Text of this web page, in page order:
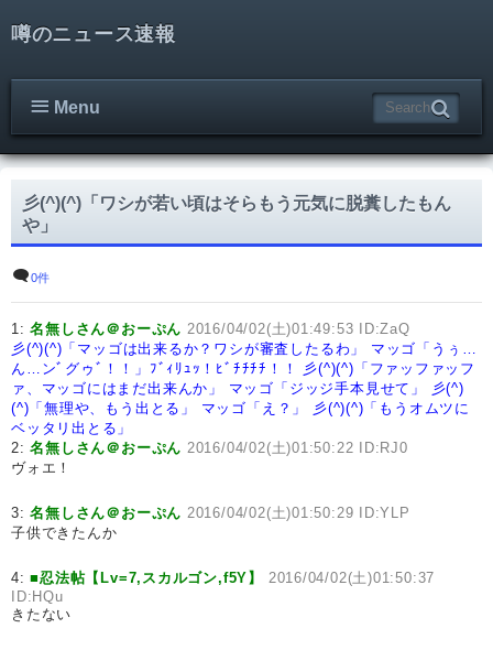
噂のニュース速報
Menu
彡(^)(^)「ワシが若い頃はそらもう元気に脱糞したもん
や」
0件
1:名無しさん＠おーぷん 2016/04/02(土)01:49:53 ID:ZaQ
彡(^)(^)「マッゴは出来るか？ワシが審査したるわ」
マッゴ「うぅ…
ん…ンﾞグゥﾞ！！」ﾌﾞｨﾘｭｯ！ﾋﾞﾁﾁﾁﾁ！！
彡(^)(^)「ファッファッフ
ァ、マッゴにはまだ出来んか」
マッゴ「ジッジ手本見せて」
彡(^)
(^)「無理や、もう出とる」
マッゴ「え？」
彡(^)(^)「もうオムツに
ベッタリ出とる」
2:名無しさん＠おーぷん 2016/04/02(土)01:50:22 ID:RJ0
ヴォエ！
3:名無しさん＠おーぷん 2016/04/02(土)01:50:29 ID:YLP
子供できたんか
4:■忍法帖【Lv=7,スカルゴン,f5Y】
2016/04/02(土)01:50:37
ID:HQu
きたない